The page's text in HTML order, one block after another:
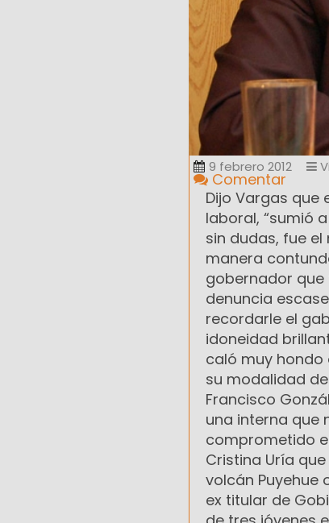
9 febrero 2012
Comentar
Dijo Vargas que
laboral, “sumió
sin dudas, fue
manera
gobernador que
denuncia
recordarle el
idoneidad
caló muy hondo
su modalidad
Francisco
una interna que
comprometido
Cristina Uría
volcán Puyehue
ex titular de